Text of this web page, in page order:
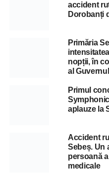
accident
Dorobanți
Primăria
nopții, în
al
Primul
aplauze la
Accident
Sebeș. Un
persoană
medicale